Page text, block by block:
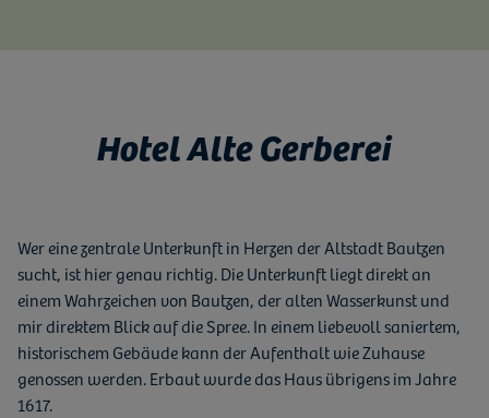
Hotel Alte Gerberei
Wer eine zentrale Unterkunft in Herzen der Altstadt Bautzen
sucht, ist hier genau richtig. Die Unterkunft liegt direkt an
einem Wahrzeichen von Bautzen, der alten Wasserkunst und
mir direktem Blick auf die Spree. In einem liebevoll saniertem,
historischem Gebäude kann der Aufenthalt wie Zuhause
genossen werden. Erbaut wurde das Haus übrigens im Jahre
1617.